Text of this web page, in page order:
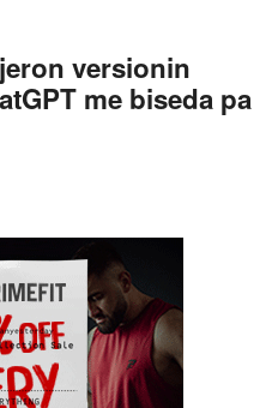
versionin
me biseda pa